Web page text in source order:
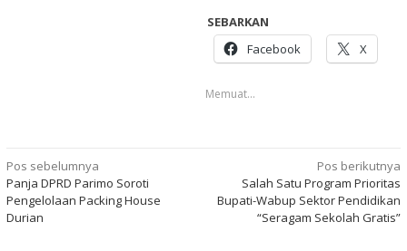
SEBARKAN
Facebook
X
Memuat...
Navigasi
pos
Pos sebelumnya
Panja DPRD Parimo Soroti
Pengelolaan Packing House
Durian
Pos berikutnya
Salah Satu Program Prioritas
Bupati-Wabup Sektor Pendidikan
“Seragam Sekolah Gratis”